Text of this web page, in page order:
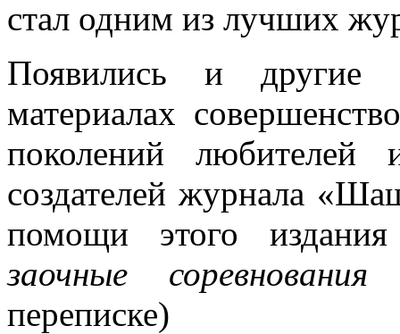
стал одним из лучших
Появились и
материалах
поколений
создателей журнала
помощи этого
заочные
переписке)